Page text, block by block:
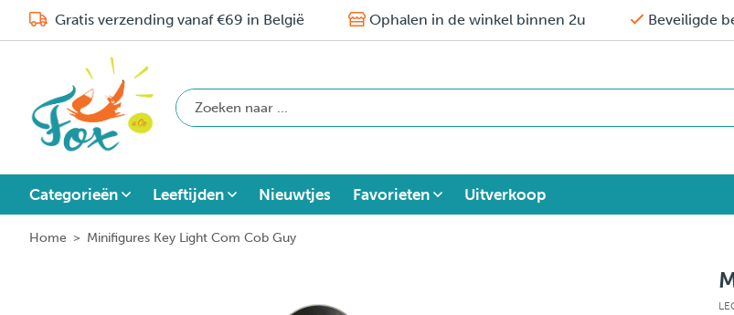
Gratis verzending vanaf €69 in België Ophalen in de winkel binnen 2u Beveiligde
Categorieën Leeftijden Nieuwtjes Favorieten Uitverkoop
Home > Minifigures Key Light Com Cob Guy